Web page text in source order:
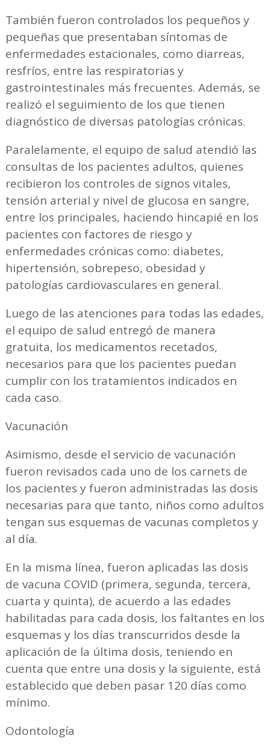
También fueron controlados los pequeños y
pequeñas que presentaban síntomas de
enfermedades estacionales, como diarreas,
resfríos, entre las respiratorias y
gastrointestinales más frecuentes. Además, se
realizó el seguimiento de los que tienen
diagnóstico de diversas patologías crónicas.
Paralelamente, el equipo de salud atendió las
consultas de los pacientes adultos, quienes
recibieron los controles de signos vitales,
tensión arterial y nivel de glucosa en sangre,
entre los principales, haciendo hincapié en los
pacientes con factores de riesgo y
enfermedades crónicas como: diabetes,
hipertensión, sobrepeso, obesidad y
patologías cardiovasculares en general.
Luego de las atenciones para todas las edades,
el equipo de salud entregó de manera
gratuita, los medicamentos recetados,
necesarios para que los pacientes puedan
cumplir con los tratamientos indicados en
cada caso.
Vacunación
Asimismo, desde el servicio de vacunación
fueron revisados cada uno de los carnets de
los pacientes y fueron administradas las dosis
necesarias para que tanto, niños como adultos
tengan sus esquemas de vacunas completos y
al día.
En la misma línea, fueron aplicadas las dosis
de vacuna COVID (primera, segunda, tercera,
cuarta y quinta), de acuerdo a las edades
habilitadas para cada dosis, los faltantes en los
esquemas y los días transcurridos desde la
aplicación de la última dosis, teniendo en
cuenta que entre una dosis y la siguiente, está
establecido que deben pasar 120 días como
mínimo.
Odontología